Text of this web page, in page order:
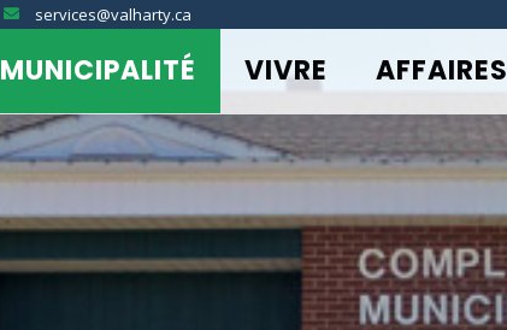
services@valharty.ca
MUNICIPALITÉ VIVRE AFFAIRES